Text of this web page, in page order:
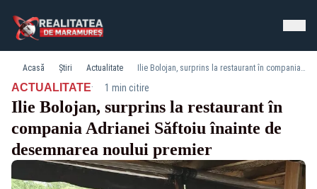
Acasă Știri Actualitate Ilie Bolojan, surprins la restaurant în compania Adrianei Săftoiu înainte de desemnarea noului premier
ACTUALITATE· 1 min citire
Ilie Bolojan, surprins la restaurant în
compania Adrianei Săftoiu înainte de
desemnarea noului premier